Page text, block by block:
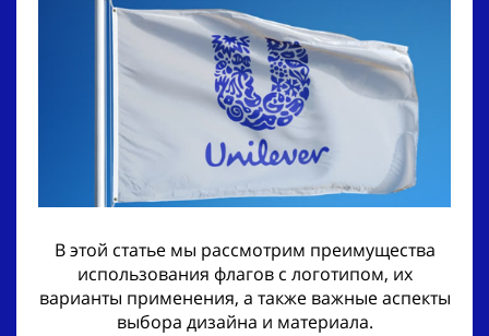
В этой статье мы рассмотрим преимущества
использования флагов с логотипом, их
варианты применения, а также важные аспекты
выбора дизайна и материала.